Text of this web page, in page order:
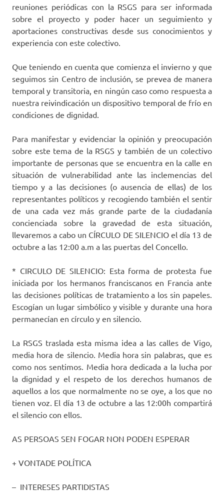
reuniones periódicas con la RSGS para ser informada
sobre el proyecto y poder hacer un seguimiento y
aportaciones constructivas desde sus conocimientos y
experiencia con este colectivo.
Que teniendo en cuenta que comienza el invierno y que
seguimos sin Centro de inclusión, se prevea de manera
temporal y transitoria, en ningún caso como respuesta a
nuestra reivindicación un dispositivo temporal de frío en
condiciones de dignidad.
Para manifestar y evidenciar la opinión y preocupación
sobre este tema de la RSGS y también de un colectivo
importante de personas que se encuentra en la calle en
situación de vulnerabilidad ante las inclemencias del
tiempo y a las decisiones (o ausencia de ellas) de los
representantes políticos y recogiendo también el sentir
de una cada vez más grande parte de la ciudadanía
concienciada sobre la gravedad de esta situación,
llevaremos a cabo un CÍRCULO DE SILENCIO el día 13 de
octubre a las 12:00 a.m a las puertas del Concello.
* CIRCULO DE SILENCIO: Esta forma de protesta fue
iniciada por los hermanos franciscanos en Francia ante
las decisiones políticas de tratamiento a los sin papeles.
Escogían un lugar simbólico y visible y durante una hora
permanecían en círculo y en silencio.
La RSGS traslada esta misma idea a las calles de Vigo,
media hora de silencio. Media hora sin palabras, que es
como nos sentimos. Media hora dedicada a la lucha por
la dignidad y el respeto de los derechos humanos de
aquellos a los que normalmente no se oye, a los que no
tienen voz. El día 13 de octubre a las 12:00h compartirá
el silencio con ellos.
AS PERSOAS SEN FOGAR NON PODEN ESPERAR
+ VONTADE POLÍTICA
– INTERESES PARTIDISTAS